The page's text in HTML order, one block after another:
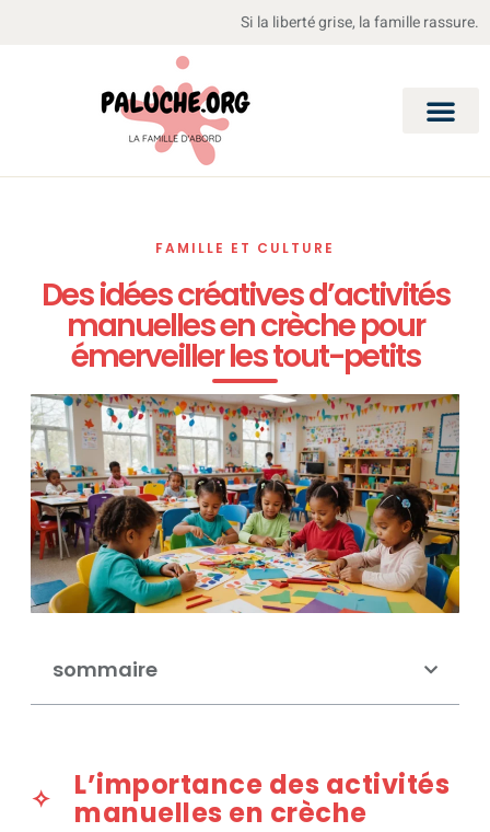
Si la liberté grise, la famille rassure.
FAMILLE ET CULTURE
Des idées créatives d’activités
manuelles en crèche pour
émerveiller les tout-petits
sommaire
L’importance des activités
manuelles en crèche